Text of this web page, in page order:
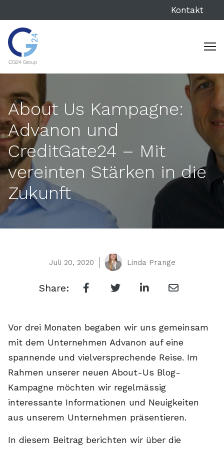
Kontakt
About Us Kampagne:
Advanon und
CreditGate24 – Mit
vereinten Stärken in die
Zukunft
Juli 20, 2020 Linda Prange
Share:
Vor drei Monaten begaben wir uns gemeinsam
mit dem Unternehmen Advanon auf eine
spannende und vielversprechende Reise. Im
Rahmen unserer neuen About-Us Blog-
Kampagne möchten wir regelmässig
interessante Informationen und Neuigkeiten
aus unserem Unternehmen präsentieren.
In diesem Beitrag berichten wir über die